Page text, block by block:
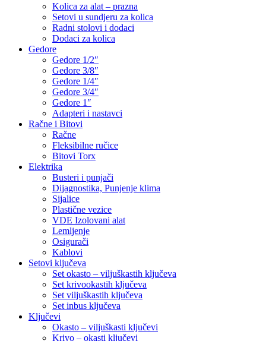
Kolica za alat – prazna
Setovi u sundjeru za kolica
Radni stolovi i dodaci
Dodaci za kolica
Gedore
Gedore 1/2″
Gedore 3/8″
Gedore 1/4″
Gedore 3/4″
Gedore 1″
Adapteri i nastavci
Račne i Bitovi
Račne
Fleksibilne ručice
Bitovi Torx
Elektrika
Busteri i punjači
Dijagnostika, Punjenje klima
Sijalice
Plastične vezice
VDE Izolovani alat
Lemljenje
Osigurači
Kablovi
Setovi ključeva
Set okasto – viljuškastih ključeva
Set krivookastih ključeva
Set viljuškastih ključeva
Set inbus ključeva
Ključevi
Okasto – viljuškasti ključevi
Krivo – okasti ključevi